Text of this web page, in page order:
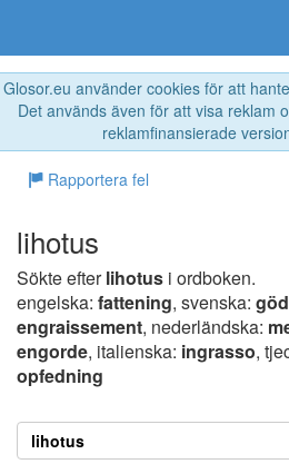
Glosor.eu använder cookies för att
Det används även för att visa reklam
reklamfinansierade
Rapportera fel
lihotus
Sökte efterlihotus i ordboken.
engelska: fattening, svenska:
engraissement, nederländska:
engorde, italienska: ingrasso,
opfedning